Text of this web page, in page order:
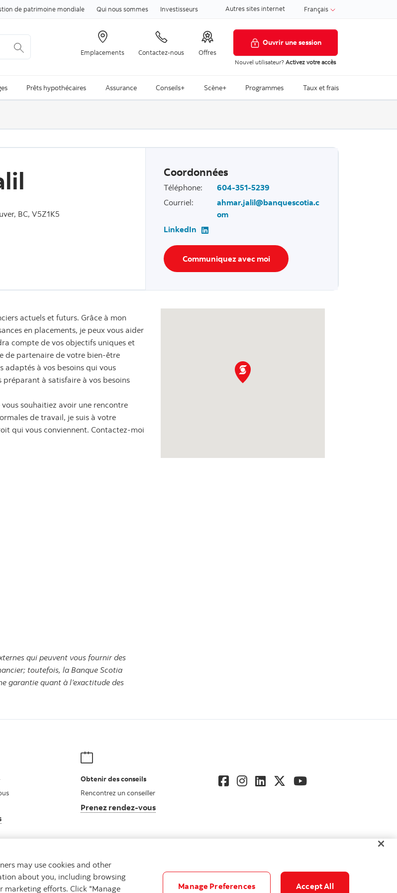
Passer au contenu
de patrimoine mondiale Qui nous sommes Investisseurs Autres sites internet Français
Emplacements Contactez-nous Offres
Ouvrir une session
Nouvel utilisateur?Activez votre accès
Prêts hypothécaires Assurance Conseils+ Scène+ Programmes Taux et frais
BC, V5Z1K5
Coordonnées
Téléphone:
604-351-5239
Courriel:
ahmar.jalil@banquescotia.c
om
LinkedIn
Communiquez avec moi
actuels et futurs. Grâce à mon
en placements, je peux vous aider
compte de vos objectifs uniques et
de partenaire de votre bien-être
adaptés à vos besoins qui vous
préparant à satisfaire à vos besoins
souhaitiez avoir une rencontre
de travail, je suis à votre
qui vous conviennent. Contactez-moi
qui peuvent vous fournir des
toutefois, la Banque Scotia
garantie quant à l’exactitude des
Autres numéros, contactez-nous par téléphone
Obtenir des conseils
Rencontrez un conseiller
Prenez rendez-vous
Emplacements Sécurité et fraude Accessibilité Paramètres des témoins
may use cookies and other
about you, including browsing
marketing efforts. Click "Manage
Manage Preferences Accept All